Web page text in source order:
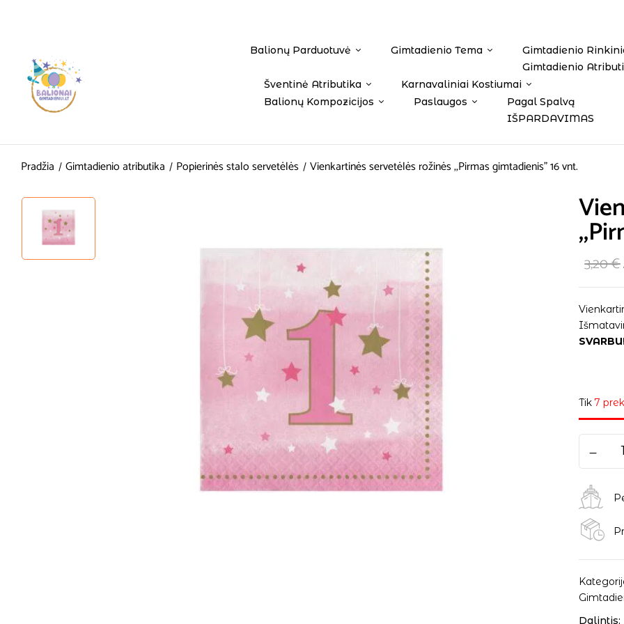
Balionų Parduotuvė Gimtadienio Tema
Gimtadienio
Gimtadienio
Šventinė Atributika
Karnavaliniai Kostiumai
Balionų Kompozicijos
Paslaugos
Pagal Spalvą
IŠPARDAVIMAS
Pradžia Gimtadienio atributika Popierinės stalo servetėlės Vienkartinės servetėlės rožinės ,,Pirmas gimtadienis” 16 vnt.
3,20€
Tik7
Dalintis: